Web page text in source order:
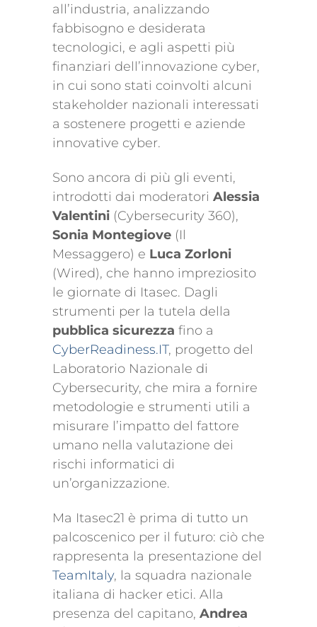
all’industria, analizzando
fabbisogno e desiderata
tecnologici, e agli aspetti più
finanziari dell’innovazione cyber,
in cui sono stati coinvolti alcuni
stakeholder nazionali interessati
a sostenere progetti e aziende
innovative cyber.
Sono ancora di più gli eventi,
introdotti dai moderatori Alessia
Valentini (Cybersecurity 360),
Sonia Montegiove (Il
Messaggero) e Luca Zorloni
(Wired), che hanno impreziosito
le giornate di Itasec. Dagli
strumenti per la tutela della
pubblica sicurezza fino a
CyberReadiness.IT, progetto del
Laboratorio Nazionale di
Cybersecurity, che mira a fornire
metodologie e strumenti utili a
misurare l’impatto del fattore
umano nella valutazione dei
rischi informatici di
un’organizzazione.
Ma Itasec21 è prima di tutto un
palcoscenico per il futuro: ciò che
rappresenta la presentazione del
TeamItaly, la squadra nazionale
italiana di hacker etici. Alla
presenza del capitano, Andrea